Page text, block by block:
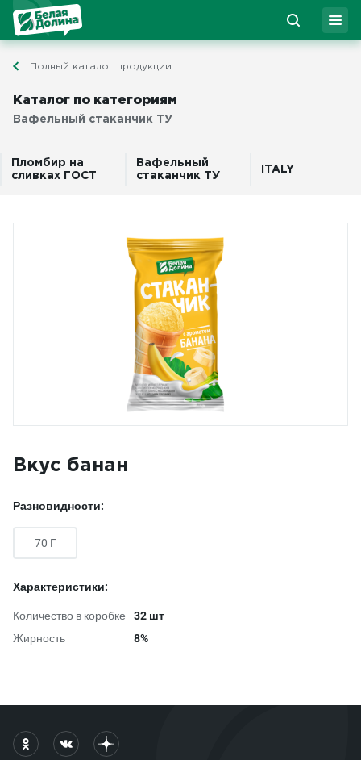
Полный каталог продукции
Каталог по категориям
Вафельный стаканчик ТУ
Пломбир на
сливках ГОСТ
Вафельный
стаканчик ТУ
ITALY
Вкус банан
Разновидности:
70 Г
Характеристики:
Количество в коробке
32 шт
Жирность
8%